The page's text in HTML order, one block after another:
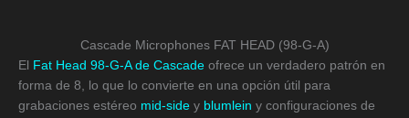
Cascade Microphones FAT HEAD (98-G-A)
El Fat Head 98-G-A de Cascade ofrece un verdadero patrón en
forma de 8, lo que lo convierte en una opción útil para
grabaciones estéreo mid-side y blumlein y configuraciones de